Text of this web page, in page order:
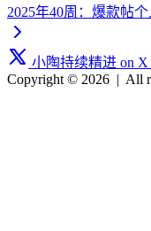
2025年40周：爆款帖
小陶持续精进 on X
Copyright © 2026 | All